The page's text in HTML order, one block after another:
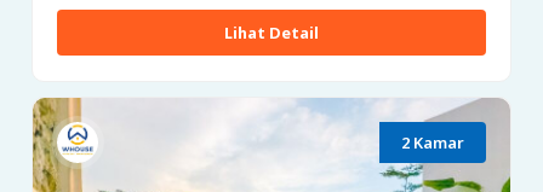
Lihat Detail
2 Kamar